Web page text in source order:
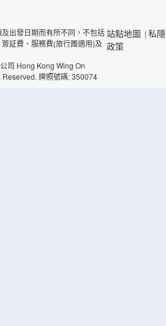
出發日期而有所不同，不包括
証費、服務費(旅行團適用)及
司 Hong Kong Wing On
牌照號碼: 350074
站點地圖 | 私隱
政策